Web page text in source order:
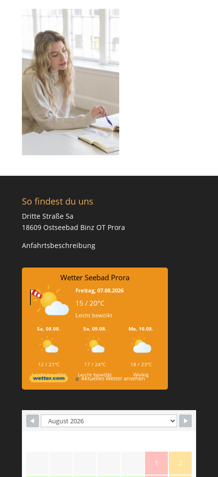
So findest du uns
Dritte Straße 5a
18609 Ostseebad Binz OT Prora
Anfahrtsbeschreibung
Wetter Seebad Prora
Freitag, 07.08.2026
15 / 20°C
Leicht bewölkt
Sa, 08.08.
12 / 21°C
Leicht bewölkt
So, 09.08.
17 / 24°C
Leicht bewölkt
Mo, 10.08.
18 / 23°C
Wolkig
Aktuelles Wetter ansehen
1 2